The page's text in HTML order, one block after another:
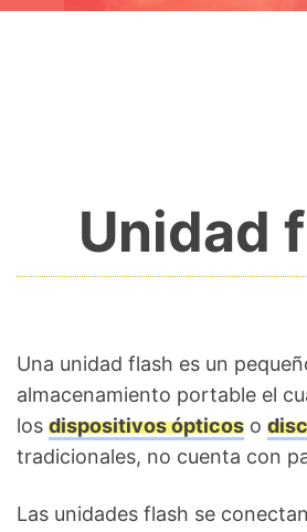
Unidad
Una unidad flash es un
almacenamiento portable el
los dispositivos ópticos o
tradicionales, no cuenta con
Las unidades flash se